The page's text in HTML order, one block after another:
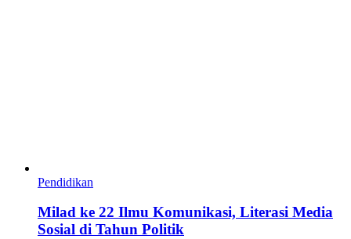
Pendidikan
Milad ke 22 Ilmu Komunikasi, Literasi Media
Sosial di Tahun Politik